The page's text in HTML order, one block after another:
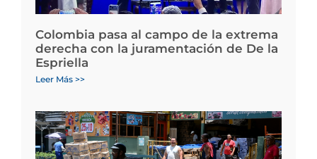
Colombia pasa al campo de la extrema
derecha con la juramentación de De la
Espriella
Leer Más >>